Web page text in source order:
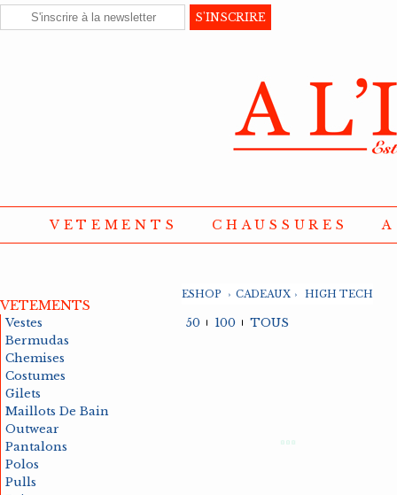
VETEMENTS
Vestes
CHAUSSURES
Horlogerie
VETEMENTS
Vestes
Bermudas
Chemises
Costumes
Gilets
Maillots De Bain
Outwear
Pantalons
Polos
Pulls
ESHOP › CADEAUX › HIGH TECH
50 100 TOUS